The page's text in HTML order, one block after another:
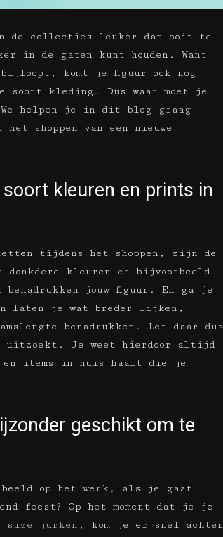
de collecties leuker dan ooit te
in de gaten kunt houden. Want
komt je figuur ook nog
kleding. Dus waar moet je
helpen je in dit blog graag
shoppen van een nieuwe
kleuren en prints in
tijdens het shoppen, zijn de
kleuren er bijvoorbeeld
jouw figuur. En ga je
laten je wat breder lijken,
benadrukken. Let daar dus
uitzoekt. Je weet hierdoor altijd
en items in huis haalt die je
geschikt om te
op het werk, als je gaat
feest? Op het moment dat je je
size jurken , kom je er snel achter